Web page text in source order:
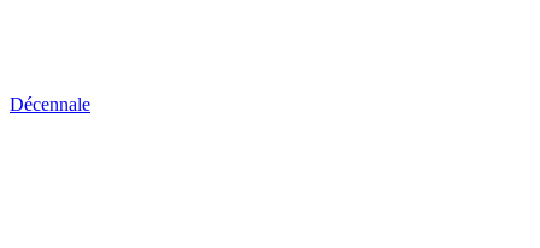
Décennale